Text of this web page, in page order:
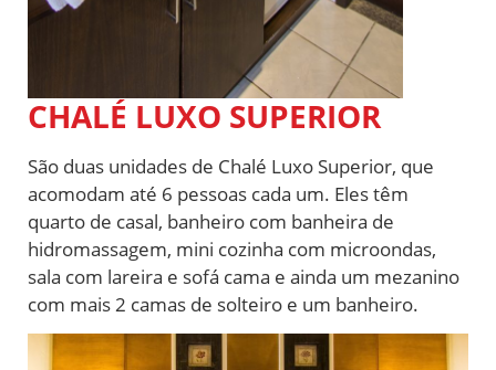
CHALÉ LUXO SUPERIOR
São duas unidades de Chalé Luxo Superior, que
acomodam até 6 pessoas cada um. Eles têm
quarto de casal, banheiro com banheira de
hidromassagem, mini cozinha com microondas,
sala com lareira e sofá cama e ainda um mezanino
com mais 2 camas de solteiro e um banheiro.